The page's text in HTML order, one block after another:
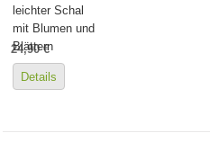
leichter Schal
mit Blumen und
Blättern
24,90 €
Details